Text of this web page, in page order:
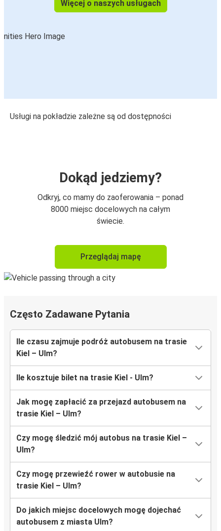
Więcej o naszych usługach
Usługi na pokładzie zależne są od dostępności
Dokąd jedziemy?
Odkryj, co mamy do zaoferowania – ponad
8000 miejsc docelowych na całym
świecie.
Przeglądaj mapę
Często Zadawane Pytania
Ile czasu zajmuje podróż autobusem na trasie
Kiel – Ulm?
Ile kosztuje bilet na trasie Kiel - Ulm?
Jak mogę zapłacić za przejazd autobusem na
trasie Kiel – Ulm?
Czy mogę śledzić mój autobus na trasie Kiel –
Ulm?
Czy mogę przewieźć rower w autobusie na
trasie Kiel – Ulm?
Do jakich miejsc docelowych mogę dojechać
autobusem z miasta Ulm?